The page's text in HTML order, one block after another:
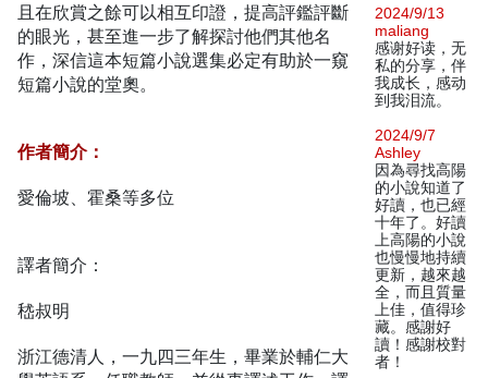
且在欣賞之餘可以相互印證，提高評鑑評斷
的眼光，甚至進一步了解探討他們其他名
作，深信這本短篇小說選集必定有助於一窺
短篇小說的堂奧。
作者簡介：
愛倫坡、霍桑等多位
譯者簡介：
嵇叔明
浙江德清人，一九四三年生，畢業於輔仁大
2024/9/13
maliang
感谢好读，无
私的分享，伴
我成长，感动
到我泪流。
2024/9/7
Ashley
因為尋找高陽
的小說知道了
好讀，也已經
十年了。好讀
上高陽的小說
也慢慢地持續
更新，越來越
全，而且質量
上佳，值得珍
藏。感謝好
讀！感謝校對
者！